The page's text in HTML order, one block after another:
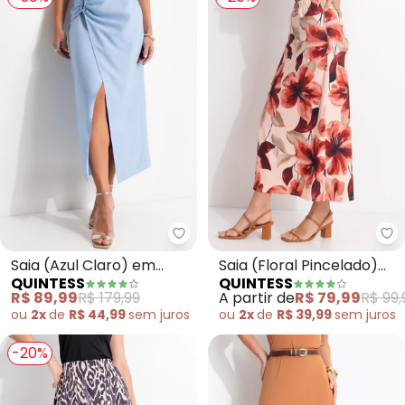
Quintess - Saia (Azul Claro)
Saia (Azul Claro) em
Tecido Alfaiataria de
Viscose
QUINTESS
R$ 89,99R$ 179,99
ou 2xde R$ 44,99sem juros
Saia (Floral Pincelado)
em Malha Fria
QUINTESS
A partir deR$ 79,99R$
ou 2xde R$ 39,99sem juros
-20%